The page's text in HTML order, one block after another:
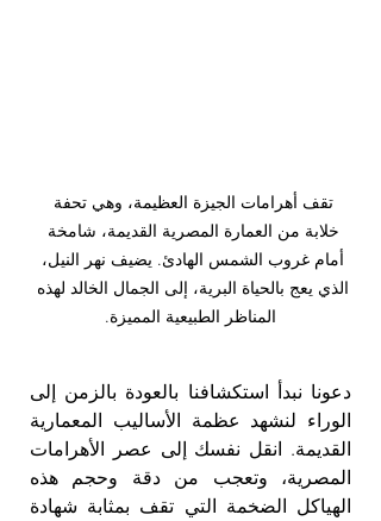
تقف أهرامات الجيزة العظيمة، وهي تحفة
خلابة من العمارة المصرية القديمة، شامخة
أمام غروب الشمس الهادئ. يضيف نهر النيل،
الذي يعج بالحياة البرية، إلى الجمال الخالد لهذه
المناظر الطبيعية المميزة.